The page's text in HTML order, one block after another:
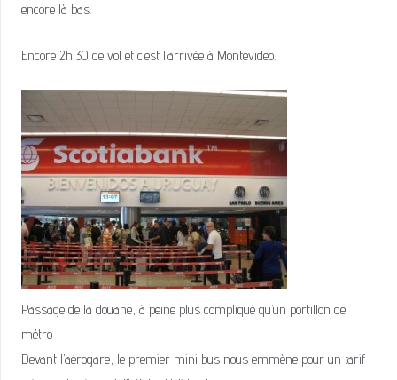
encore là bas.
Encore 2h 30 de vol et c’est l’arrivée à Montevideo.
Passage de la douane, à peine plus compliqué qu’un portillon de
métro
Devant l’aérogare, le premier mini bus nous emmène pour un tarif